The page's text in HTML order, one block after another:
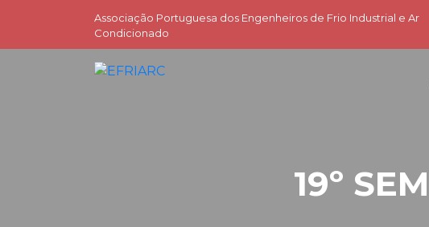
Associação Portuguesa dos Engenheiros de Frio Industrial e Ar
Condicionado
19º